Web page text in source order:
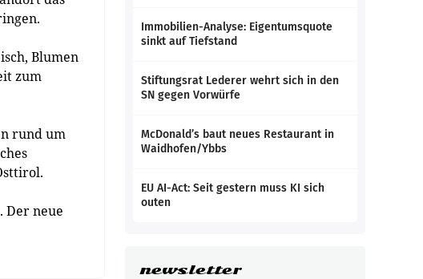
Blumen
zum
rund um
Der neue
Immobilien-Analyse: Eigentumsquote
sinkt auf Tiefstand
Stiftungsrat Lederer wehrt sich in den
SN gegen Vorwürfe
McDonald’s baut neues Restaurant in
Waidhofen/Ybbs
EU AI-Act: Seit gestern muss KI sich
outen
newsletter